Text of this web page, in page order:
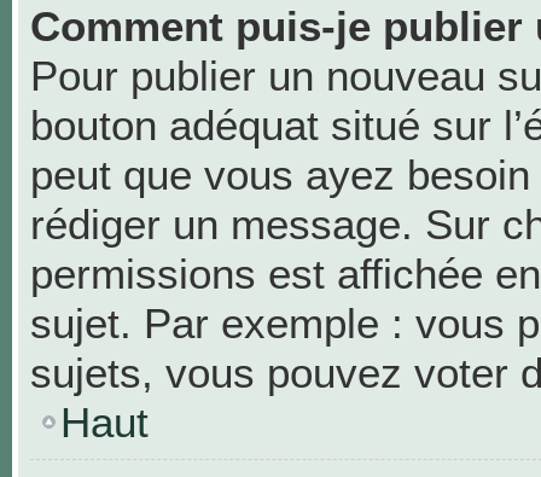
Comment puis-je
Pour publier un nouveau
bouton adéquat situé sur
peut que vous ayez
rédiger un message. Sur
permissions est affichée
sujet. Par exemple : vous
sujets, vous pouvez voter
Haut